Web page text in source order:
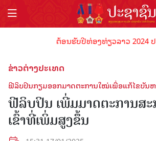
ຕ້ອນຮັບປີທ່ອງທ່ຽວລາວ 2024 ປ
ຂ່າວຕ່າງປະເທດ
ຟີລິບປິນກຽມອອກມາດຕະການໃໝ່ເພື່ອແກ້ໄຂບັນຫ
ຟີລິບປິນ ເພີ່ມມາດຕະການສ
ເຂົ້າທີ່ເພິ່ມສູງຂຶ້ນ